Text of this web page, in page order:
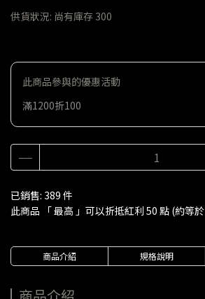
供貨狀況: 尚有庫存 300
此商品參與的優惠活動
滿1200折100
已銷售: 389 件
此商品 「 最高 」可以折抵紅利 50 點 (約等於
商品介紹 規格說明